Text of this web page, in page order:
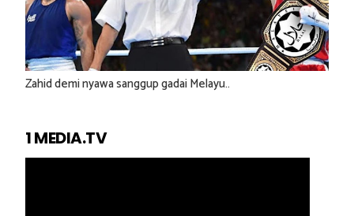
Zahid demi nyawa sanggup gadai Melayu..
1 MEDIA.TV